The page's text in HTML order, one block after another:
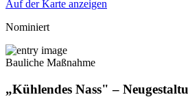
Auf der Karte anzeigen
Nominiert
Bauliche Maßnahme
„Kühlendes Nass" –